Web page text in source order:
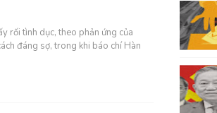
rối tình dục, theo phản ứng của
đáng sợ, trong khi báo chí Hàn